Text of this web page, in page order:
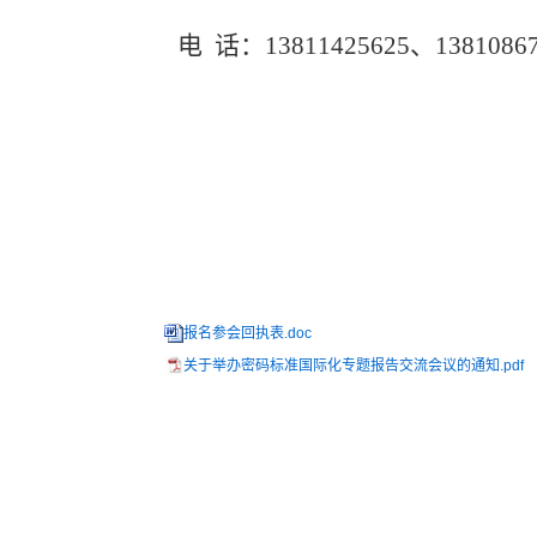
电 话：13811425625、
报名参会回执表.doc
关于举办密码标准国际化专题报告交流会议的通知.pdf